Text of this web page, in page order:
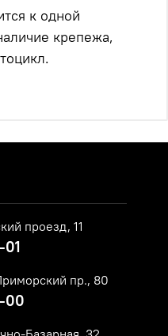
к одной
крепежа,
проезд, 11
пр., 80
00